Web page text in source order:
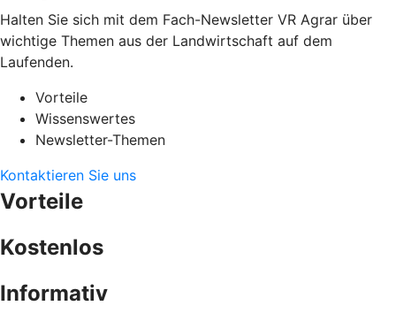
Halten Sie sich mit dem Fach-Newsletter VR Agrar über
wichtige Themen aus der Landwirtschaft auf dem
Laufenden.
Vorteile
Wissenswertes
Newsletter-Themen
Kontaktieren Sie uns
Vorteile
Kostenlos
Informativ